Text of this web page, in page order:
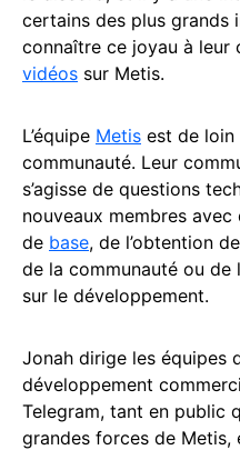
certains des plus grands
connaître ce joyau à leur
vidéos sur Metis.
L’équipe Metis est de loin
communauté. Leur
s’agisse de questions
nouveaux membres
de base, de l’obtention
de la communauté ou
sur le développement.
Jonah dirige les équipes
développement
Telegram, tant en public
grandes forces de Metis,